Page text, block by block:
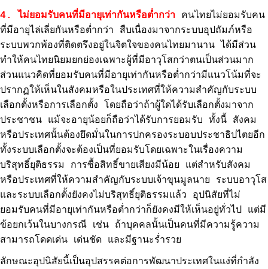
4. ไม่ยอมรับคนที่มีอายุเท่ากันหรือต่ำกว่า คนไทยไม่ยอมรับคน
ที่มีอายุไล่เลี่ยกันหรือต่ำกว่า สืบเนื่องมาจากระบบอุปถัมภ์หรือ
ระบบพวกพ้องที่ติดตรึงอยู่ในจิตใจของคนไทยมานาน ได้มีส่วน
ทำให้คนไทยนิยมยกย่องเฉพาะผู้ที่มีอาวุโสกว่าตนเป็นส่วนมาก
ส่วนแนวคิดที่ยอมรับคนที่มีอายุเท่ากันหรือต่ำกว่ามีแนวโน้มที่จะ
ปรากฏให้เห็นในสังคมหรือในประเทศที่ให้ความสำคัญกับระบบ
เลือกตั้งหรือการเลือกตั้ง โดยถือว่าถ้าผู้ใดได้รับเลือกตั้งมาจาก
ประชาชน แม้จะอายุน้อยก็ถือว่าได้รับการยอมรับ ทั้งนี้ สังคม
หรือประเทศนั้นต้องยึดมั่นในการปกครองระบอบประชาธิปไตยอีก
ทั้งระบบเลือกตั้งจะต้องเป็นที่ยอมรับโดยเฉพาะในเรื่องความ
บริสุทธิ์ยุติธรรม การซื้อสิทธิ์ขายเสียงมีน้อย แต่สำหรับสังคม
หรือประเทศที่ให้ความสำคัญกับระบบเจ้าขุนมูลนาย ระบบอาวุโส
และระบบเลือกตั้งยังคงไม่บริสุทธิ์ยุติธรรมแล้ว อุปนิสัยที่ไม่
ยอมรับคนที่มีอายุเท่ากันหรือต่ำกว่าก็ยังคงมีให้เห็นอยู่ทั่วไป แต่มี
ข้อยกเว้นในบางกรณี เช่น ถ้าบุคคลนั้นเป็นคนที่มีความรู้ความ
สามารถโดดเด่น เด่นชัด และมีฐานะร่ำรวย
ลักษณะอุปนิสัยนี้เป็นอุปสรรคต่อการพัฒนาประเทศในแง่ที่กำลัง